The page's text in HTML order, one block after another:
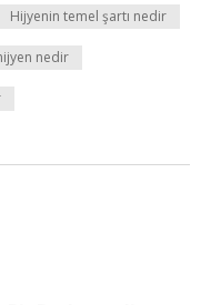
Hijyenin temel şartı nedir
nedir